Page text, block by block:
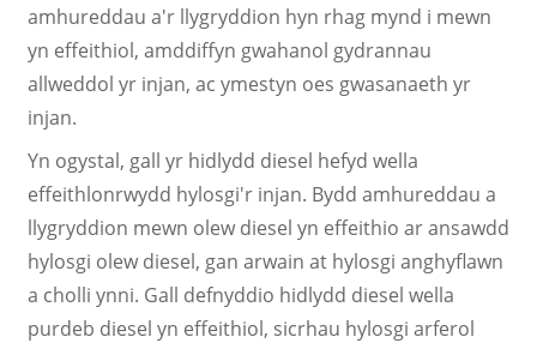
amhureddau a'r llygryddion hyn rhag mynd i mewn
yn effeithiol, amddiffyn gwahanol gydrannau
allweddol yr injan, ac ymestyn oes gwasanaeth yr
injan.
Yn ogystal, gall yr hidlydd diesel hefyd wella
effeithlonrwydd hylosgi'r injan. Bydd amhureddau a
llygryddion mewn olew diesel yn effeithio ar ansawdd
hylosgi olew diesel, gan arwain at hylosgi anghyflawn
a cholli ynni. Gall defnyddio hidlydd diesel wella
purdeb diesel yn effeithiol, sicrhau hylosgi arferol